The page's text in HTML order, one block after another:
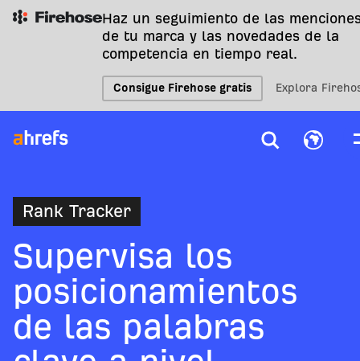
Haz un seguimiento de las
de tu marca y las novedades de la
competencia en tiempo real.
Consigue Firehose gratis Explora
Rank Tracker
Supervisa los
posicionamientos
de las palabras